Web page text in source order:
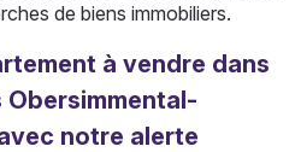
de biens immobiliers.
à vendre dans
notre alerte